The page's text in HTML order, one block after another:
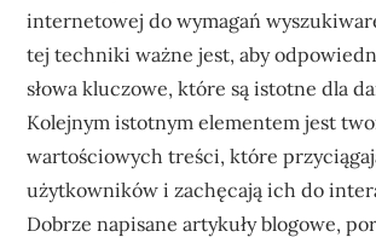
internetowej do wymagań
tej techniki ważne jest, aby
słowa kluczowe, które są istotne dla
Kolejnym istotnym elementem jest
wartościowych treści, które
użytkowników i zachęcają ich do
Dobrze napisane artykuły blogowe,